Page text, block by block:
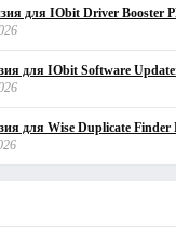
для IObit Driver Booster
для IObit Software
для Wise Duplicate Finder